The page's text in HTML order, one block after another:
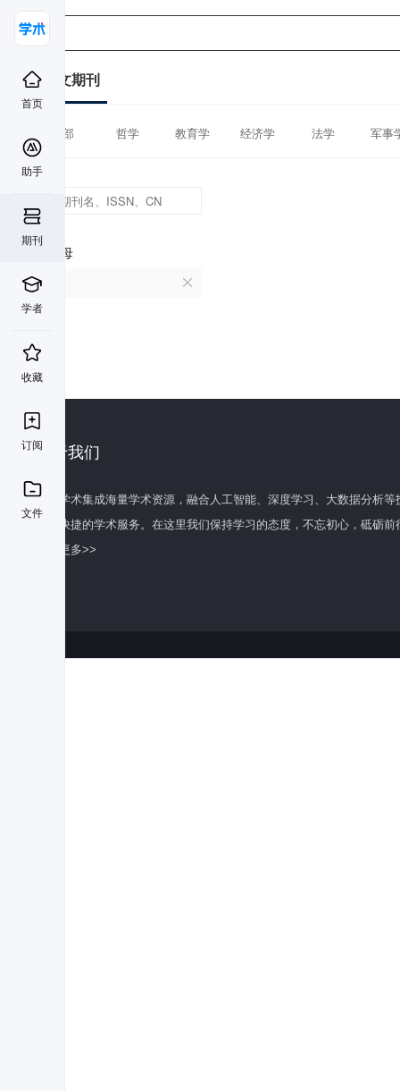
首页
助手
期刊
学者
收藏
订阅
文件
中文期刊
全部 哲学 教育学 经济学 法学 军事
首字母
E
关于我们
百度学术集成海量学术资源，融合人工智能、深度学习、大数据分析
全面快捷的学术服务。在这里我们保持学习的态度，不忘初心，砥砺前
了解更多>>